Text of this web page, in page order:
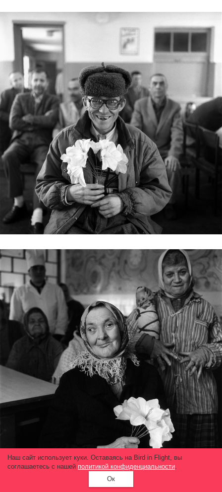
Наш сайт использует куки. Оставаясь на Bird in Flight, вы
соглашаетесь с нашей политикой конфиденциальности.
Ок